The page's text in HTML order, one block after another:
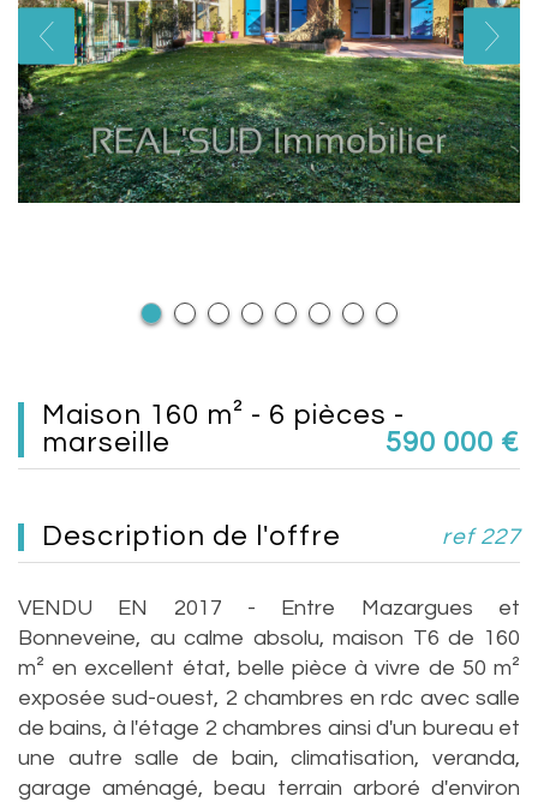
maison 160 m² - 6 pièces -
marseille
590 000 €
description de l'offre ref 227
VENDU EN 2017 - Entre Mazargues et
Bonneveine, au calme absolu, maison T6 de 160
m² en excellent état, belle pièce à vivre de 50 m²
exposée sud-ouest, 2 chambres en rdc avec salle
de bains, à l'étage 2 chambres ainsi d'un bureau et
une autre salle de bain, climatisation, veranda,
garage aménagé, beau terrain arboré d'environ